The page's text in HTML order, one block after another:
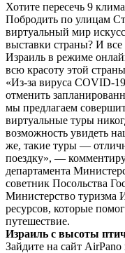
Хотите пересечь 9
Побродить по улицам
виртуальный мир
выставки страны? И
Израиль в режиме
всю красоту этой
«Из-за вируса COVID-
отменить
мы предлагаем
виртуальные туры
возможность увидеть
же, такие туры —
поездку», —
департамента
советник Посольства
Министерство туризма
ресурсов, которые
путешествие.
Израиль с высоты
Зайдите на сайт